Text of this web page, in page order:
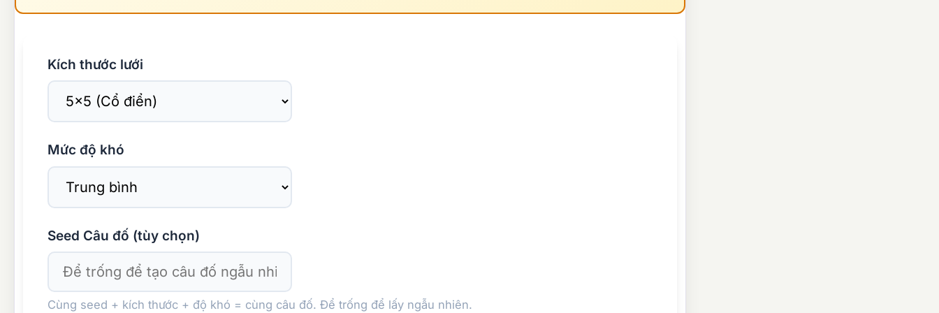
Kích thước lưới
Mức độ khó
Seed Câu đố (tùy chọn)
Cùng seed + kích thước + độ khó = cùng câu đố. Để trống để lấy ngẫu nhiên.